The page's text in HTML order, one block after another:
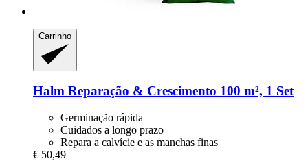
Carrinho
Halm Reparação & Crescimento 100 m², 1 Set
Germinação rápida
Cuidados a longo prazo
Repara a calvície e as manchas finas
€ 50,49